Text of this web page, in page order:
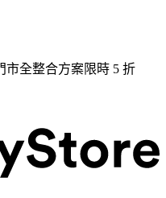
市全整合方案限時 5 折